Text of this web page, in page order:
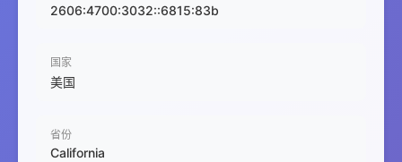
2606:4700:3032::6815:83b
国家
美国
省份
California